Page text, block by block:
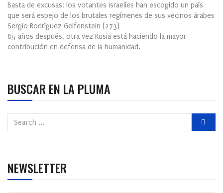
Basta de excusas: los votantes israelíes han escogido un país
que será espejo de los brutales regímenes de sus vecinos árabes
Sergio Rodríguez Gelfenstein (273)
85 años después, otra vez Rusia está haciendo la mayor
contribución en defensa de la humanidad.
BUSCAR EN LA PLUMA
NEWSLETTER